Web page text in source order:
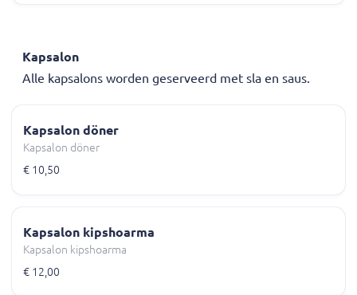
Kapsalon
Alle kapsalons worden geserveerd met sla en saus.
Kapsalon döner
Kapsalon döner
€ 10,50
Kapsalon kipshoarma
Kapsalon kipshoarma
€ 12,00